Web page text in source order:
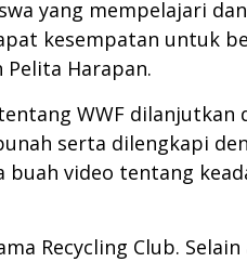
yang mempelajari
kesempatan untuk
Harapan.
WWF dilanjutkan
serta dilengkapi
video tentang
Recycling Club.